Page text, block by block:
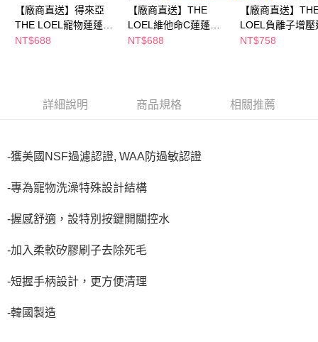
是否繳費成功／繳費後需取消欲退款等相關疑問，請聯繫「AFTEE先享後付
客戶支援中心」https://netprotections.freshdesk.com/support/home
【注意事項】
２．關於個人資料處理事宜，請瀏覽以下網址：
https://aftee.tw/terms/#terms3
４．使用「AFTEE先享後付」時，將依據個別帳號之用戶狀況，依本公司即
請求用戶進行身份認證。
恩沛科技股份有限公司將有權停止該用戶之使用額度並採取法律行動。
【廠商直送】得來亞
THE LOEL寵物蓮蓬頭
濾芯組-6入
NT$688
【廠商直送】THE
LOEL維他命C蓮蓬頭
濾芯(3入裝)
NT$688
【廠商直送】
LOEL負離子增壓
頭濾水器
NT$758
詳細說明 商品規格 相關推薦
-獲美國NSF過濾認證, WAA防過敏認證
-專為寵物洗澡特殊設計結構
-握感舒適，設特別按鍵開關控水
-加入柔軟矽膠刷子去除死毛
-短握手柄設計，更方便清理
-韓國製造